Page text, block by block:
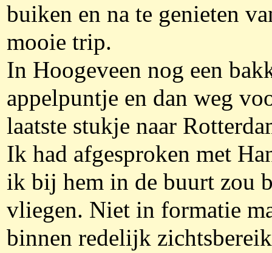
buiken en na te genieten
mooie trip.
In Hoogeveen nog een
appelpuntje en dan weg
laatste stukje naar
Ik had afgesproken met
ik bij hem in de buurt zou
vliegen. Niet in formatie
binnen redelijk